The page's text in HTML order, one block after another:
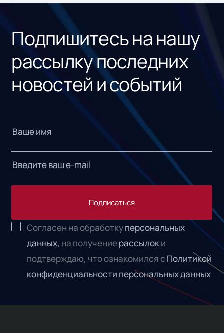
Подпишитесь на нашу
рассылку последних
новостей и событий
Подписаться
Согласен на обработкуперсональных
данных, на получениерассылоки
подтверждаю, что ознакомился с Политикой
конфиденциальности персональных данных